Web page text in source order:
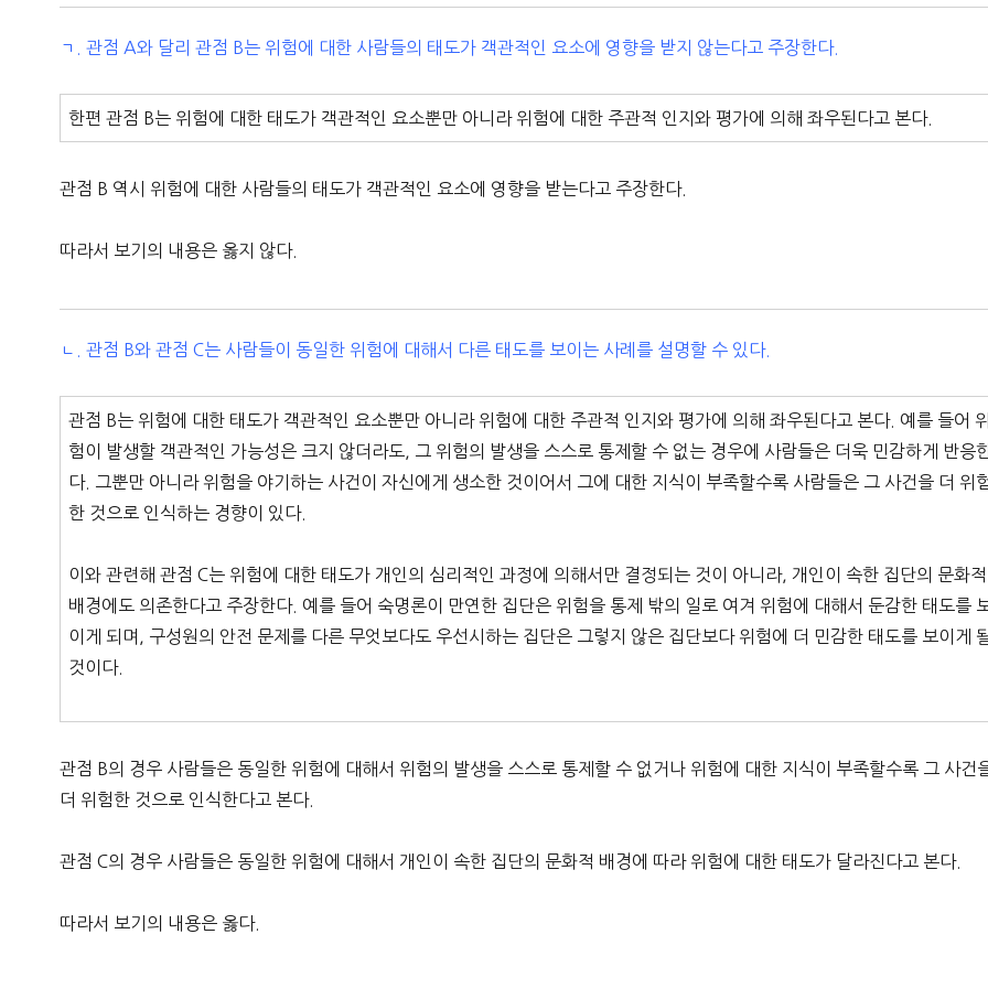
ㄱ. 관점 A와 달리 관점 B는 위험에 대한 사람들의 태도가 객관적인 요소에 영향을 받지 않는다고 주장한다.
한편 관점 B는 위험에 대한 태도가 객관적인 요소뿐만 아니라 위험에 대한 주관적 인지와 평가에 의해 좌우된다고 본다.
관점 B 역시 위험에 대한 사람들의 태도가 객관적인 요소에 영향을 받는다고 주장한다.
따라서 보기의 내용은 옳지 않다.
ㄴ. 관점 B와 관점 C는 사람들이 동일한 위험에 대해서 다른 태도를 보이는 사례를 설명할 수 있다.
관점 B는 위험에 대한 태도가 객관적인 요소뿐만 아니라 위험에 대한 주관적 인지와 평가에 의해 좌우된다고 본다. 예를 들어 위
험이 발생할 객관적인 가능성은 크지 않더라도, 그 위험의 발생을 스스로 통제할 수 없는 경우에 사람들은 더욱 민감하게 반응
다. 그뿐만 아니라 위험을 야기하는 사건이 자신에게 생소한 것이어서 그에 대한 지식이 부족할수록 사람들은 그 사건을 더 위
한 것으로 인식하는 경향이 있다.
이와 관련해 관점 C는 위험에 대한 태도가 개인의 심리적인 과정에 의해서만 결정되는 것이 아니라, 개인이 속한 집단의 문화적
배경에도 의존한다고 주장한다. 예를 들어 숙명론이 만연한 집단은 위험을 통제 밖의 일로 여겨 위험에 대해서 둔감한 태도를
이게 되며, 구성원의 안전 문제를 다른 무엇보다도 우선시하는 집단은 그렇지 않은 집단보다 위험에 더 민감한 태도를 보이게
것이다.
관점 B의 경우 사람들은 동일한 위험에 대해서 위험의 발생을 스스로 통제할 수 없거나 위험에 대한 지식이 부족할수록 그 사건
더 위험한 것으로 인식한다고 본다.
관점 C의 경우 사람들은 동일한 위험에 대해서 개인이 속한 집단의 문화적 배경에 따라 위험에 대한 태도가 달라진다고 본다.
따라서 보기의 내용은 옳다.